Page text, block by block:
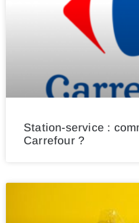
Station-service :
Carrefour ?